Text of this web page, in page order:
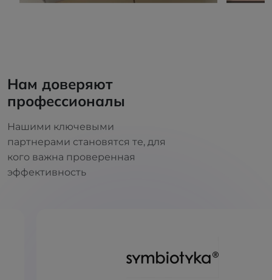
Нам доверяют
профессионалы
Нашими ключевыми
партнерами становятся те, для
кого важна проверенная
эффективность